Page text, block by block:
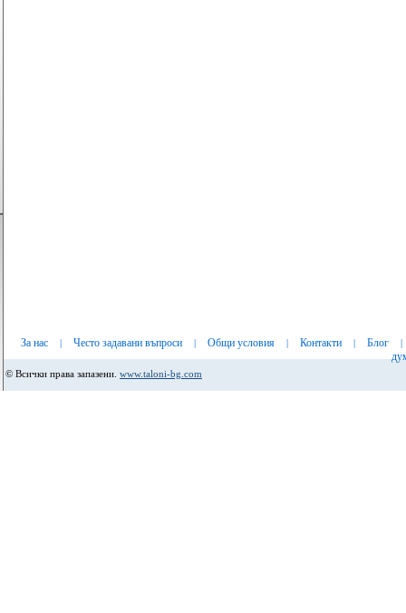
За нас | Често задавани въпроси | Общи условия | Контакти | Блог |
© Всички права запазени. www.taloni-bg.com